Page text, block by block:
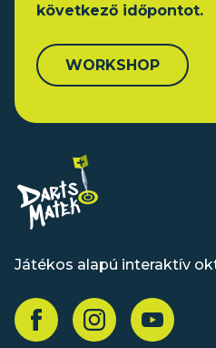
következő időpontot.
WORKSHOP
Játékos alapú interaktív